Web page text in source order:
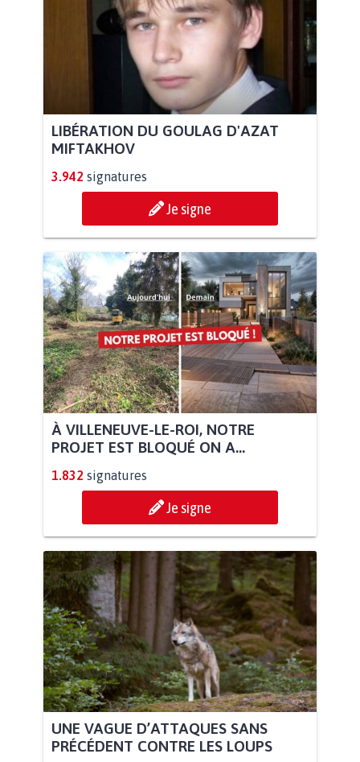
LIBÉRATION DU GOULAG D'AZAT
MIFTAKHOV
3.942 signatures
Je signe
À VILLENEUVE-LE-ROI, NOTRE
PROJET EST BLOQUÉ ON A...
1.832 signatures
Je signe
UNE VAGUE D’ATTAQUES SANS
PRÉCÉDENT CONTRE LES LOUPS